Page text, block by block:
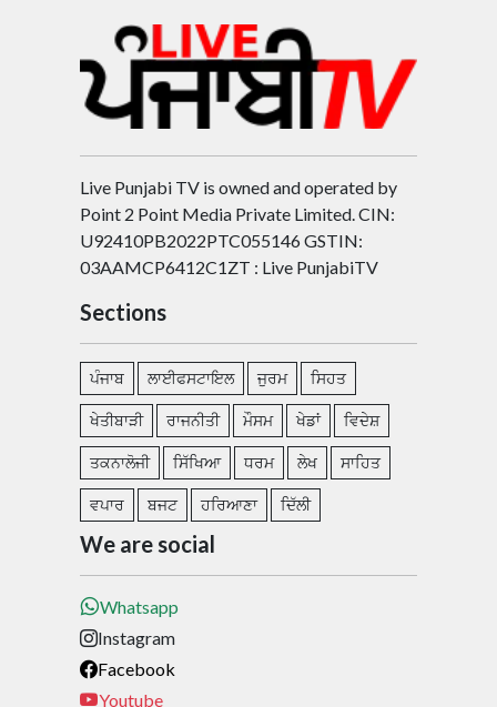
Live Punjabi TV is owned and operated by
Point 2 Point Media Private Limited. CIN:
U92410PB2022PTC055146 GSTIN:
03AAMCP6412C1ZT : Live PunjabiTV
Sections
ਪੰਜਾਬ ਲਾਈਫਸਟਾਇਲ ਜੁਰਮ ਸਿਹਤ
ਖੇਤੀਬਾੜੀ ਰਾਜਨੀਤੀ ਮੌਸਮ ਖੇਡਾਂ ਵਿਦੇਸ਼
ਤਕਨਾਲੋਜੀ ਸਿੱਖਿਆ ਧਰਮ ਲੇਖ ਸਾਹਿਤ
ਵਪਾਰ ਬਜਟ ਹਰਿਆਣਾ ਦਿੱਲੀ
We are social
Whatsapp
Instagram
Facebook
Youtube